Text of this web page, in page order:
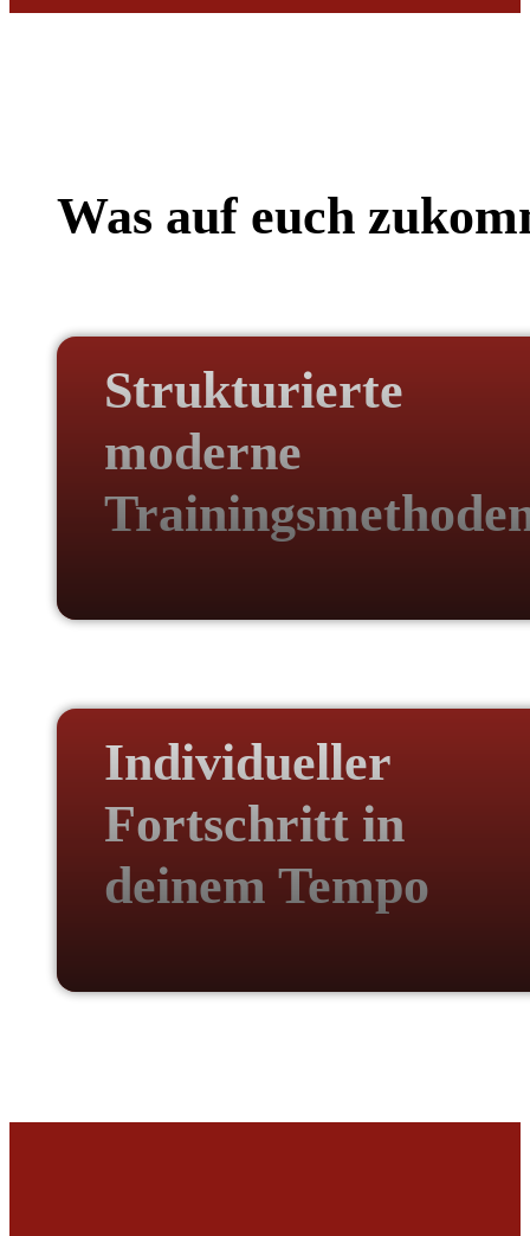
Was auf euch
Strukturierte
moderne
Individueller
Fortschritt in
deinem Tempo